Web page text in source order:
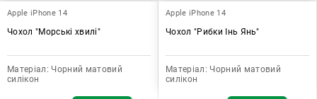
Apple iPhone 14
Чохол "Морські хвилі"
Матеріал: Чорний матовий
силікон
Apple iPhone 14
Чохол "Рибки Інь Янь"
Матеріал: Чорний матовий
силікон